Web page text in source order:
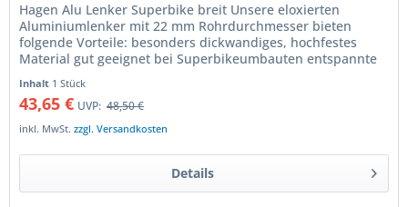
Hagen Alu Lenker Superbike breit Unsere eloxierten
Aluminiumlenker mit 22 mm Rohrdurchmesser bieten
folgende Vorteile: besonders dickwandiges, hochfestes
Material gut geeignet bei Superbikeumbauten entspannte
Inhalt 1 Stück
43,65 € UVP: 48,50 €
inkl. MwSt.zzgl. Versandkosten
Details